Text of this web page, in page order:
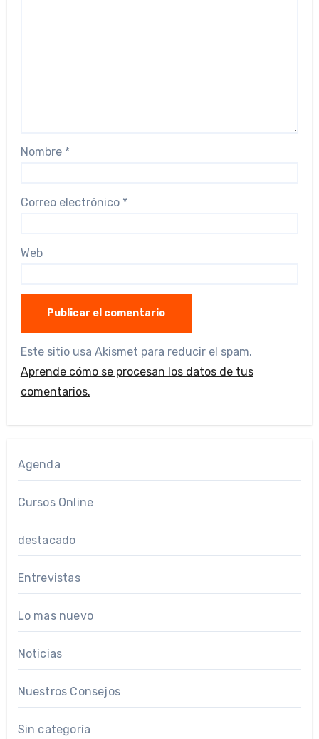
Nombre *
Correo electrónico *
Web
Este sitio usa Akismet para reducir el spam.
Aprende cómo se procesan los datos de tus
comentarios.
Agenda
Cursos Online
destacado
Entrevistas
Lo mas nuevo
Noticias
Nuestros Consejos
Sin categoría